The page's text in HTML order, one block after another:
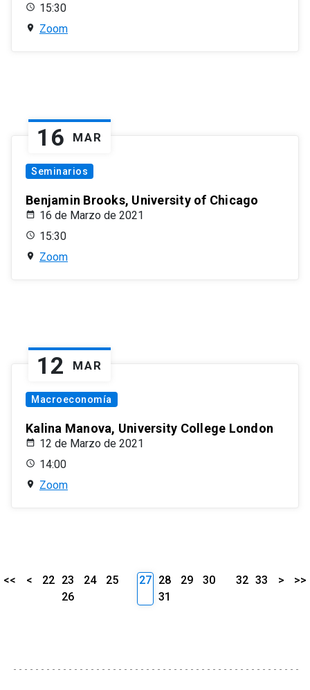
15:30
Zoom
16 MAR
Seminarios
Benjamin Brooks, University of Chicago
16 de Marzo de 2021
15:30
Zoom
12 MAR
Macroeconomía
Kalina Manova, University College London
12 de Marzo de 2021
14:00
Zoom
<< < 22 23 24
25
26
27 28 29
30
31
32 33 > >>